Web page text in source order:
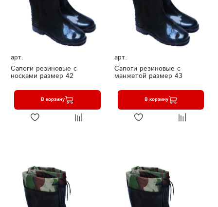
арт.
Сапоги резиновые с
носками размер 42
В корзину
арт.
Сапоги резиновые с
манжетой размер 43
В корзину